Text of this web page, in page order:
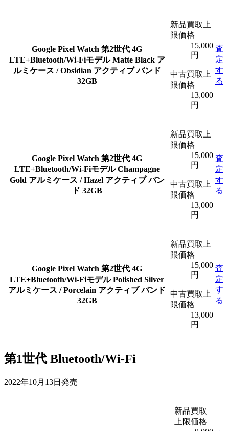
Google Pixel Watch 第2世代 4G
LTE+Bluetooth/Wi-Fiモデル Matte Black ア
ルミケース / Obsidian アクティブ バンド
32GB
新品買取上
限価格
15,000
円
中古買取上
限価格
13,000
円
査
定
す
る
Google Pixel Watch 第2世代 4G
LTE+Bluetooth/Wi-Fiモデル Champagne
Gold アルミケース / Hazel アクティブ バン
ド 32GB
新品買取上
限価格
15,000
円
中古買取上
限価格
13,000
円
査
定
す
る
Google Pixel Watch 第2世代 4G
LTE+Bluetooth/Wi-Fiモデル Polished Silver
アルミケース / Porcelain アクティブ バンド
32GB
新品買取上
限価格
15,000
円
中古買取上
限価格
13,000
円
査
定
す
る
第1世代 Bluetooth/Wi-Fi
2022年10月13日発売
新品買取
上限価格